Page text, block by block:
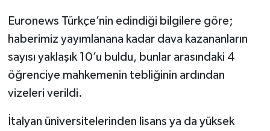
Euronews Türkçe’nin edindiği bilgilere göre;
haberimiz yayımlanana kadar dava kazananların
sayısı yaklaşık 10’u buldu, bunlar arasındaki 4
öğrenciye mahkemenin tebliğinin ardından
vizeleri verildi.
İtalyan üniversitelerinden lisans ya da yüksek